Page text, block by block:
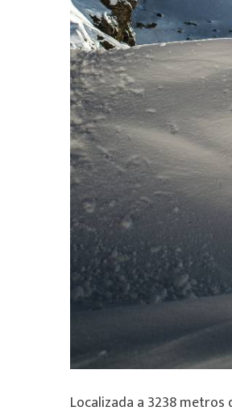
Localizada a 3238